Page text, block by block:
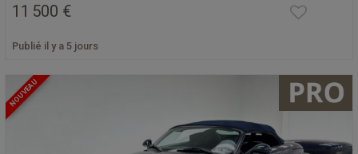
11 500 €
Publié il y a 5 jours
NOUVEAU